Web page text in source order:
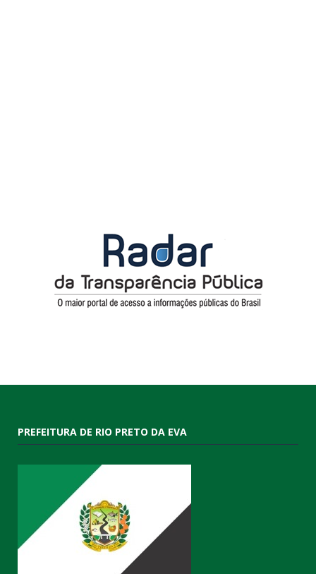
PREFEITURA DE RIO PRETO DA EVA